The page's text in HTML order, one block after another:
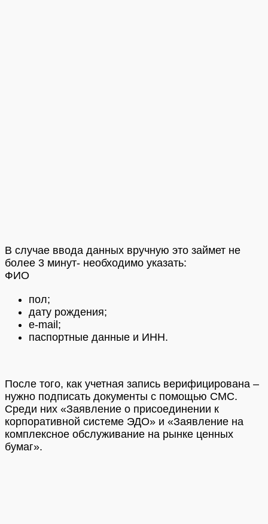
В случае ввода данных вручную это займет не
более 3 минут- необходимо указать:
ФИО
пол;
дату рождения;
e-mail;
паспортные данные и ИНН.
После того, как учетная запись верифицирована –
нужно подписать документы с помощью СМС.
Среди них «Заявление о присоединении к
корпоративной системе ЭДО» и «Заявление на
комплексное обслуживание на рынке ценных
бумаг».